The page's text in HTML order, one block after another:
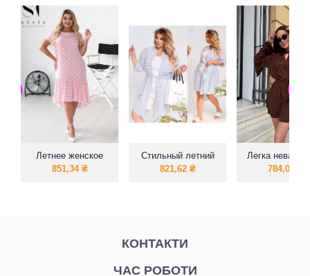
Летнее женское
платне в горох
851,34 ₴
Стильный летний
костюм двойка (
821,62 ₴
Легка
така ніжна
784,00
КОНТАКТИ
ЧАС РОБОТИ